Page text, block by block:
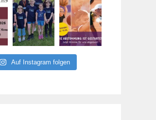
Auf Instagram folgen